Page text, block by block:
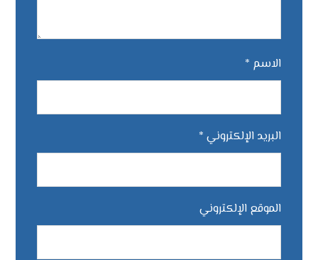
الاسم *
البريد الإلكتروني *
الموقع الإلكتروني